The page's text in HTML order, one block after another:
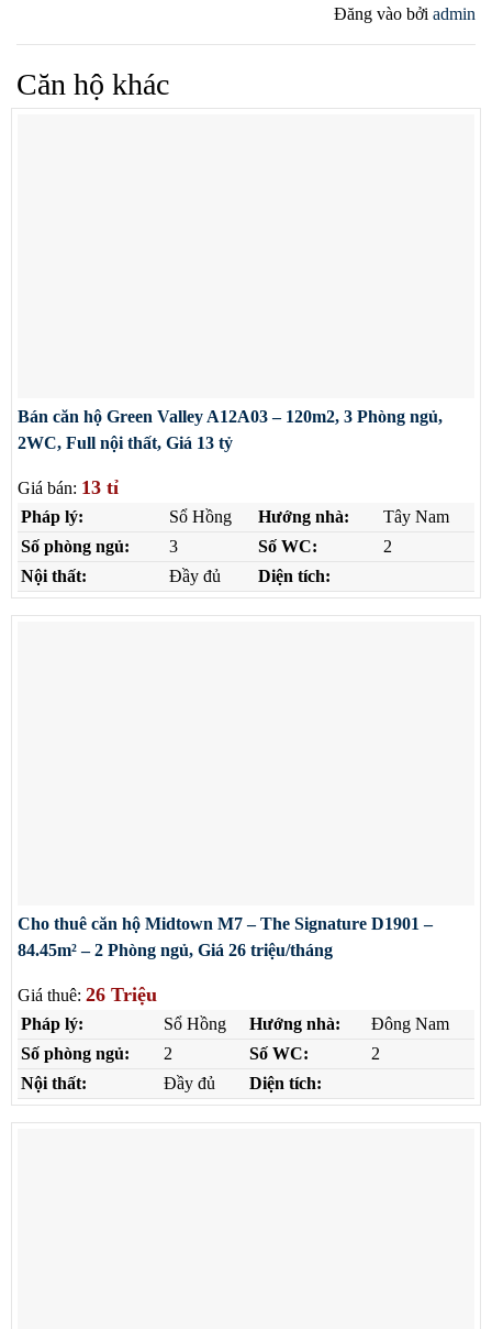
Đăng vào bởi admin
Căn hộ khác
Bán căn hộ Green Valley A12A03 – 120m2, 3 Phòng ngủ,
2WC, Full nội thất, Giá 13 tỷ
Giá bán: 13 tỉ
Pháp lý: Sổ Hồng Hướng nhà:
Tây Nam
Số phòng ngủ:
3 Số WC:
2
Nội thất:
Đầy đủ Diện tích:
Cho thuê căn hộ Midtown M7 – The Signature D1901 –
84.45m² – 2 Phòng ngủ, Giá 26 triệu/tháng
Giá thuê: 26 Triệu
Pháp lý: Sổ Hồng Hướng nhà:
Đông Nam
Số phòng ngủ:
2 Số WC:
2
Nội thất:
Đầy đủ Diện tích: